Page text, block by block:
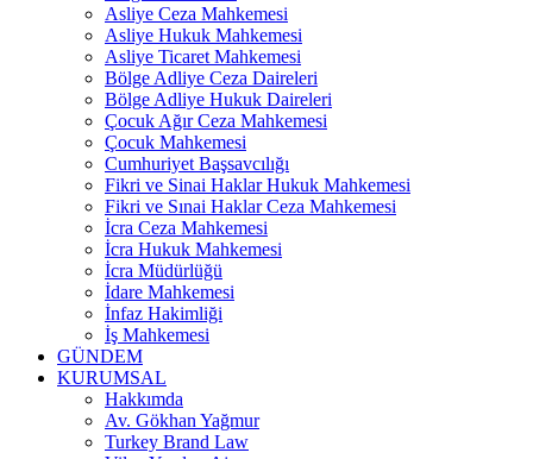
Asliye Ceza Mahkemesi
Asliye Hukuk Mahkemesi
Asliye Ticaret Mahkemesi
Bölge Adliye Ceza Daireleri
Bölge Adliye Hukuk Daireleri
Çocuk Ağır Ceza Mahkemesi
Çocuk Mahkemesi
Cumhuriyet Başsavcılığı
Fikri ve Sinai Haklar Hukuk Mahkemesi
Fikri ve Sınai Haklar Ceza Mahkemesi
İcra Ceza Mahkemesi
İcra Hukuk Mahkemesi
İcra Müdürlüğü
İdare Mahkemesi
İnfaz Hakimliği
İş Mahkemesi
GÜNDEM
KURUMSAL
Hakkımda
Av. Gökhan Yağmur
Turkey Brand Law